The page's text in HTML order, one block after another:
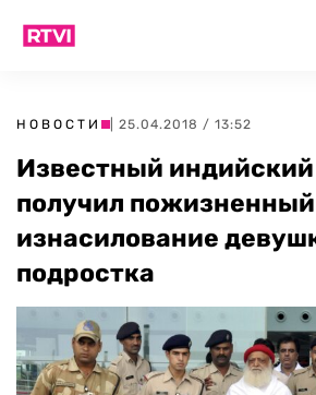
НОВОСТИ | 25.04.2018 / 13:52
Известный индийский
получил пожизненный
изнасилование
подростка